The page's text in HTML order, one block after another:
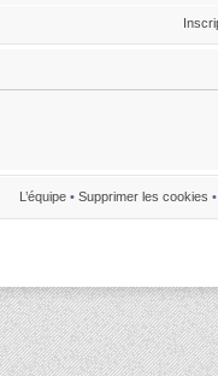
L’équipe • Supprimer les cookies